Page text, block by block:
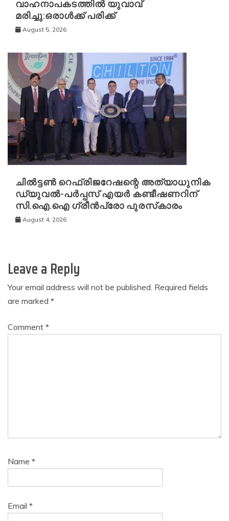
വാഹനാപകടത്തിൽ യുവാവ്
മരിച്ചു:ഒരാൾക്ക് പരിക്ക്
August 5, 2026
ചിൽട്ടൺ റെഫ്രിജറേഷന്റെ അത്യാധുനിക
ഡ്യുവൽ-പർപ്പസ് എയർ കണ്ടീഷണറിന്
സി.ഐ.ഐ ഗ്രീൻപ്രോ പുരസ്‌കാരം
August 4, 2026
Leave a Reply
Your email address will not be published. Required fields
are marked *
Comment *
Name *
Email *